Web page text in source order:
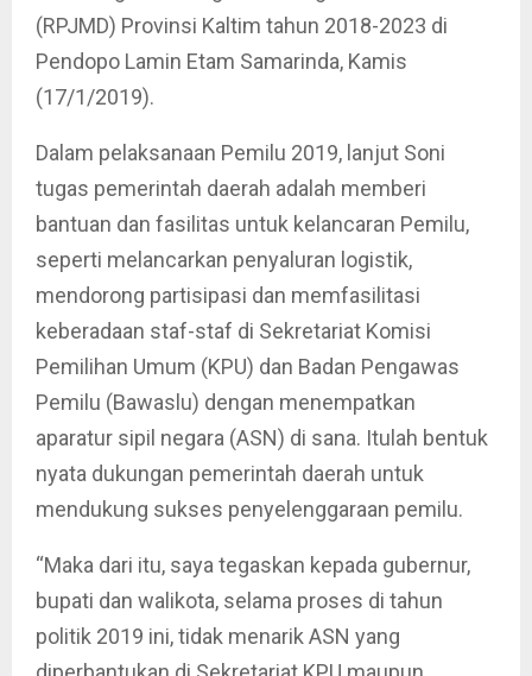
(RPJMD) Provinsi Kaltim tahun 2018-2023 di
Pendopo Lamin Etam Samarinda, Kamis
(17/1/2019).
Dalam pelaksanaan Pemilu 2019, lanjut Soni
tugas pemerintah daerah adalah memberi
bantuan dan fasilitas untuk kelancaran Pemilu,
seperti melancarkan penyaluran logistik,
mendorong partisipasi dan memfasilitasi
keberadaan staf-staf di Sekretariat Komisi
Pemilihan Umum (KPU) dan Badan Pengawas
Pemilu (Bawaslu) dengan menempatkan
aparatur sipil negara (ASN) di sana. Itulah bentuk
nyata dukungan pemerintah daerah untuk
mendukung sukses penyelenggaraan pemilu.
“Maka dari itu, saya tegaskan kepada gubernur,
bupati dan walikota, selama proses di tahun
politik 2019 ini, tidak menarik ASN yang